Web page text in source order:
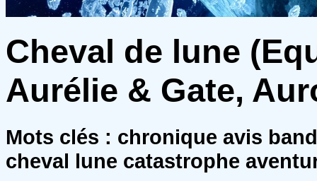
Cheval de lune
Aurélie & Gate,
Mots clés : chronique avis
cheval lune catastrophe